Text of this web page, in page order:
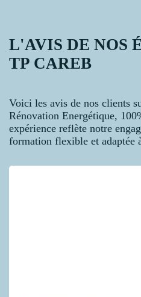
L'AVIS DE NOS
TP CAREB
Voici les avis de nos clients
Rénovation Energétique,
expérience reflète notre
formation flexible et adaptée